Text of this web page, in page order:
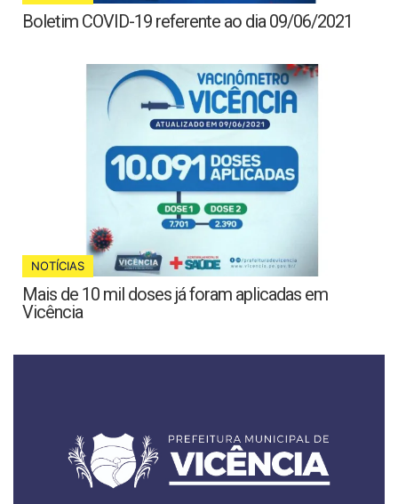
Boletim COVID-19 referente ao dia 09/06/2021
NOTÍCIAS
Mais de 10 mil doses já foram aplicadas em
Vicência